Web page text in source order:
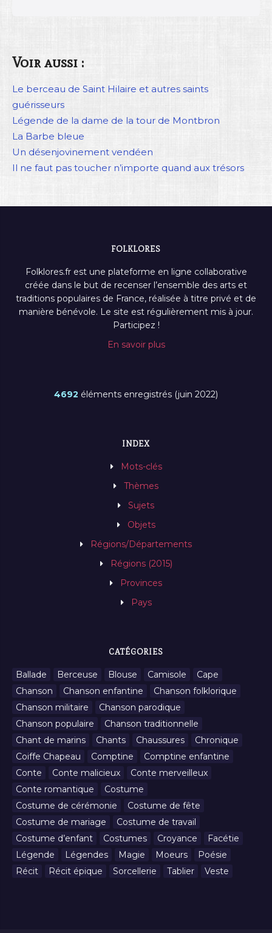
Voir aussi :
Le berceau de Saint Hilaire et autres saints
guérisseurs
Légende de la dame de la tour de Montbron
La Barbe bleue
Un désenjovinement vendéen
Il ne faut pas toucher n’importe quand aux trésors
FOLKLORES
Folklores.fr est une plateforme en ligne collaborative
créée dans le but de recenser l’ensemble des arts et
traditions populaires de France, réalisée à titre privé et de
manière bénévole. Le site est régulièrement mis à jour.
Participez !
En savoir plus
4692 éléments enregistrés (juin 2022)
INDEX
Mots-clés
Thèmes
Sujets
Objets
Régions/Départements
Régions (2015)
Provinces
Pays
CATÉGORIES
Ballade Berceuse Blouse Camisole
Cape
Chanson
Chanson enfantine
Chanson folklorique
Chanson militaire
Chanson parodique
Chanson populaire
Chanson traditionnelle
Chant de marins
Chants Chaussures
Chronique
Coiffe Chapeau
Comptine
Comptine enfantine
Conte
Conte malicieux
Conte merveilleux
Conte romantique
Costume
Costume de cérémonie
Costume de fête
Costume de mariage
Costume de travail
Costume d’enfant
Costumes Croyance
Facétie
Légende
Légendes Magie Moeurs
Poésie
Récit
Récit épique Sorcellerie Tablier Veste